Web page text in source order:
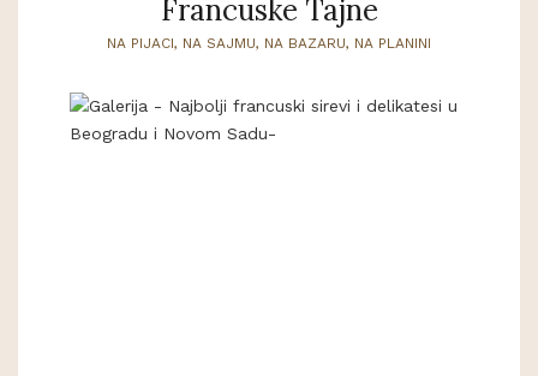
Francuske Tajne
NA PIJACI, NA SAJMU, NA BAZARU, NA PLANINI